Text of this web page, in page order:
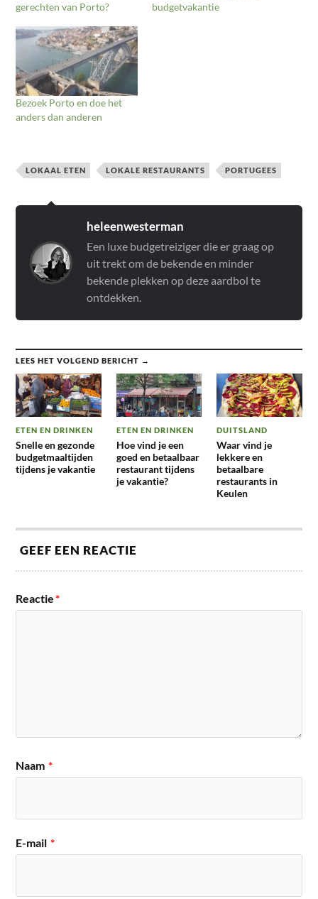
gerechten van Porto?
budgetvakantie
Bezoek Porto en doe het
anders dan anderen
LOKAAL ETEN LOKALE RESTAURANTS PORTUGEES
heleenwesterman
Een luxe budgetreiziger die er graag op
uit trekt om de bekende en minder
bekende plekken op deze aardbol te
ontdekken.
LEES HET VOLGEND BERICHT →
ETEN EN DRINKEN
Snelle en gezonde
budgetmaaltijden
tijdens je vakantie
ETEN EN DRINKEN
Hoe vind je een
goed en betaalbaar
restaurant tijdens
je vakantie?
DUITSLAND
Waar vind je
lekkere en
betaalbare
restaurants in
Keulen
GEEF EEN REACTIE
Reactie*
Naam *
E-mail *